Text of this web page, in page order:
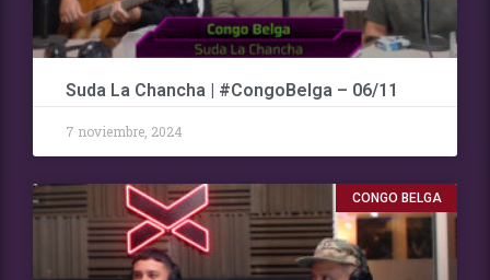
Suda La Chancha | #CongoBelga – 06/11
7 noviembre, 2024
CONGO BELGA